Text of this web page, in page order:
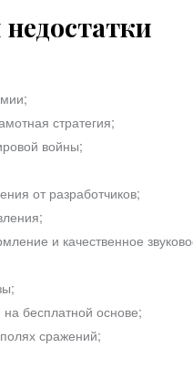
стратегия;
войны;
от разработчиков;
и качественное
бесплатной основе;
сражений;